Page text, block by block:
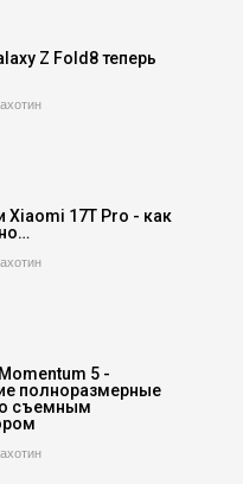
Z Fold8 теперь
Xiaomi 17T Pro - как
5 -
полноразмерные
съемным